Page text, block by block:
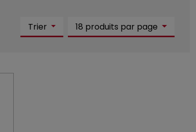
Trier 18 produits par page